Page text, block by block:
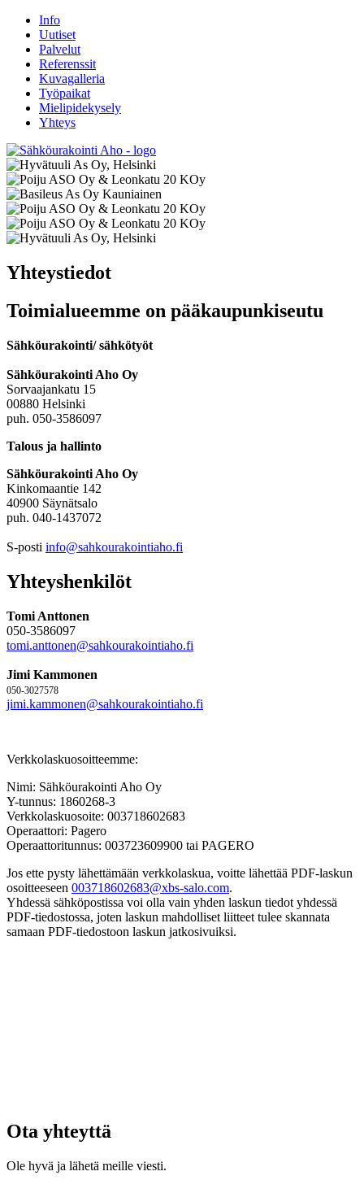
Info
Uutiset
Palvelut
Referenssit
Kuvagalleria
Työpaikat
Mielipidekysely
Yhteys
Yhteystiedot
Toimialueemme on pääkaupunkiseutu
Sähköurakointi/ sähkötyöt
Sähköurakointi Aho Oy
Sorvaajankatu 15
00880 Helsinki
puh. 050-3586097
Talous ja hallinto
Sähköurakointi Aho Oy
Kinkomaantie 142
40900 Säynätsalo
puh. 040-1437072
S-posti info@sahkourakointiaho.fi
Yhteyshenkilöt
Tomi Anttonen
050-3586097
tomi.anttonen@sahkourakointiaho.fi
Jimi Kammonen
050-3027578
jimi.kammonen@sahkourakointiaho.fi
Verkkolaskuosoitteemme:
Nimi: Sähköurakointi Aho Oy
Y-tunnus: 1860268-3
Verkkolaskuosoite: 003718602683
Operaattori: Pagero
Operaattoritunnus: 003723609900 tai PAGERO
Jos ette pysty lähettämään verkkolaskua, voitte lähettää PDF-laskun
osoitteeseen 003718602683@xbs-salo.com.
Yhdessä sähköpostissa voi olla vain yhden laskun tiedot yhdessä
PDF-tiedostossa, joten laskun mahdolliset liitteet tulee skannata
samaan PDF-tiedostoon laskun jatkosivuiksi.
Ota yhteyttä
Ole hyvä ja lähetä meille viesti.